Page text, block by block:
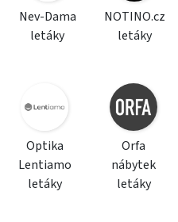
Nev-Dama
letáky
NOTINO.cz
letáky
Optika
Lentiamo
letáky
Orfa
nábytek
letáky